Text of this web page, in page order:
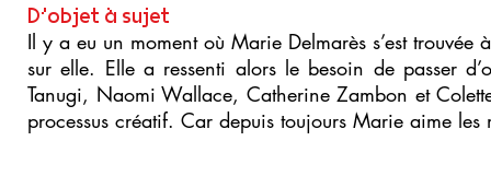
D’objet à sujet
Il y a eu un moment où Marie Delmarès s’est
sur elle. Elle a ressenti alors le besoin de passer
Tanugi, Naomi Wallace, Catherine Zambon et
processus créatif. Car depuis toujours Marie aime les